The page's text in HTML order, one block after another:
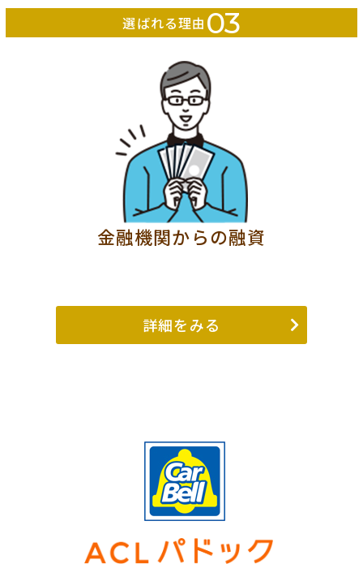
選ばれる理由 03
金融機関からの融資
詳細をみる